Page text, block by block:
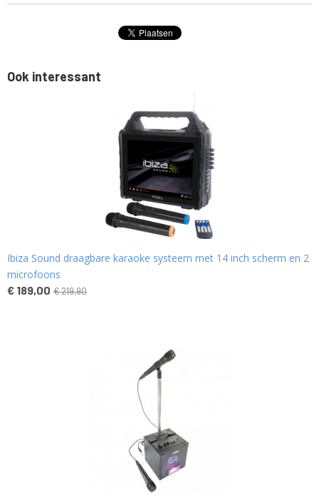
Ook interessant
Ibiza Sound draagbare karaoke systeem met 14 inch scherm en 2
microfoons
€ 189,00 € 219,90